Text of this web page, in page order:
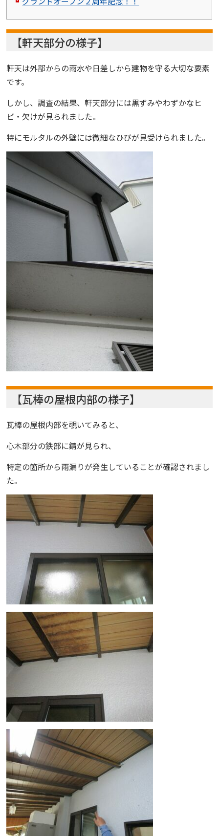
【軒天部分の様子】
軒天は外部からの雨水や日差しから建物を守る大切な要素
です。
しかし、調査の結果、軒天部分には黒ずみやわずかなヒ
ビ・欠けが見られました。
特にモルタルの外壁には微細なひびが見受けられました。
【瓦棒の屋根内部の様子】
瓦棒の屋根内部を覗いてみると、
心木部分の鉄部に錆が見られ、
特定の箇所から雨漏りが発生していることが確認されまし
た。